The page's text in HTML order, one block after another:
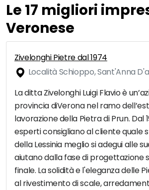
Le 17 migliori
Veronese
Zivelonghi Pietre dal 1974
Località Schioppo, Sant'Anna
La ditta Zivelonghi Luigi Flavio è
provincia diVerona nel ramo
lavorazione della Pietra di Prun. Dal
esperti consigliano al cliente quale
della Lessinia meglio si adegui alle
aiutano dalla fase di progettazione
finale. La solidità e l'eleganza delle
al rivestimento di scale,